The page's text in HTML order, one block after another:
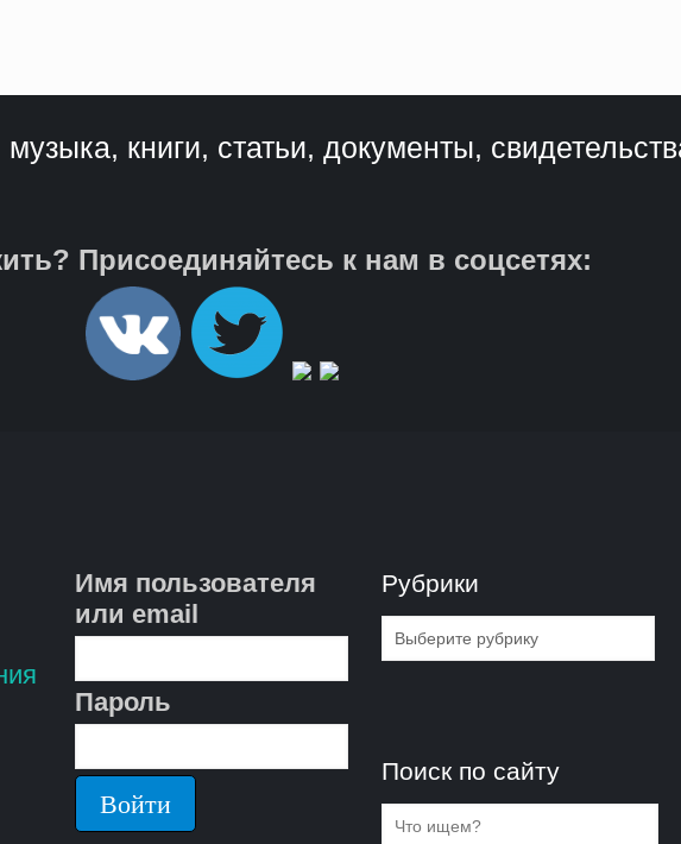
книги, статьи, документы,
Присоединяйтесь к нам в соцсетях:
Имя пользователя
или email
Пароль
Рубрики
Рубрики
Поиск по сайту